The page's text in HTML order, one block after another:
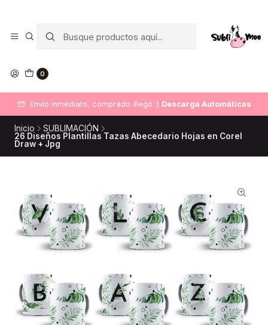
0
Envío inmediato, comprado illegó :) Descarga Automáticas
Inicio
SUBLIMACIÓN
26 Diseños Plantillas Tazas Abecedario Hojas en Corel
Draw + Jpg